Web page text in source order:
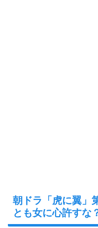
朝ドラ「虎に翼」
とも女に心許すな